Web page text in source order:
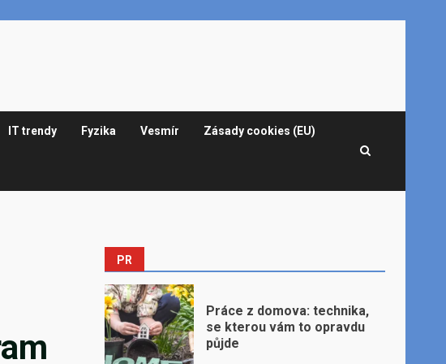
IT trendy Fyzika Vesmír Zásady cookies (EU)
PR
Práce z domova: technika,
se kterou vám to opravdu
půjde